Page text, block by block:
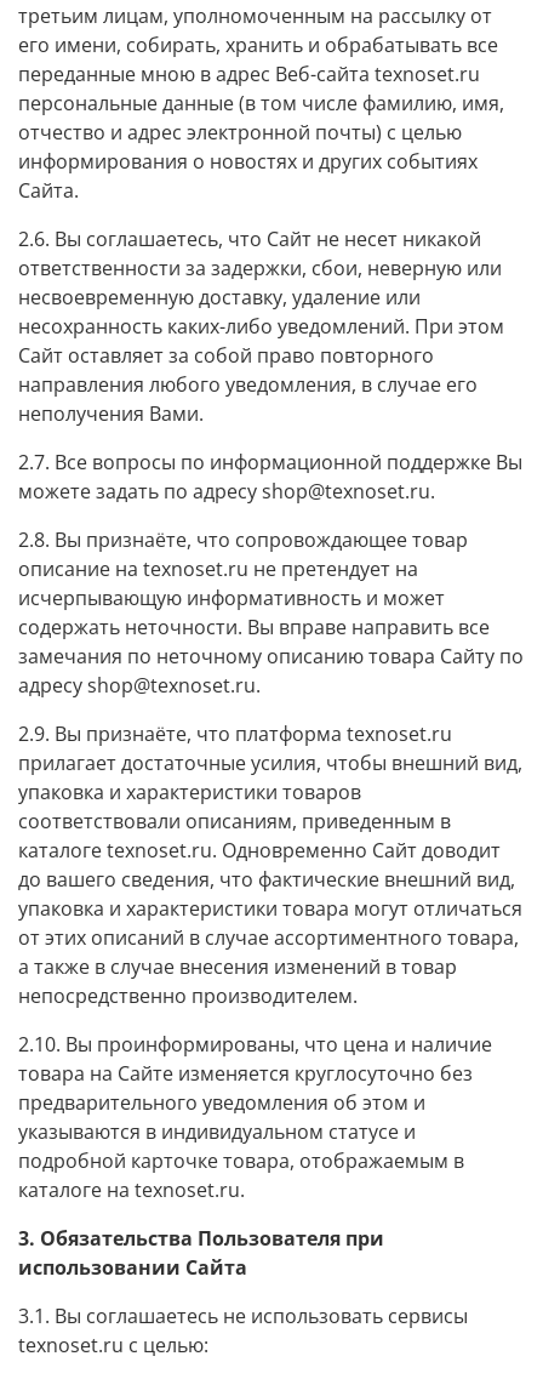
третьим лицам, уполномоченным на рассылку от
его имени, собирать, хранить и обрабатывать все
переданные мною в адрес Веб-сайта texnoset.ru
персональные данные (в том числе фамилию, имя,
отчество и адрес электронной почты) с целью
информирования о новостях и других событиях
Сайта.
2.6. Вы соглашаетесь, что Сайт не несет никакой
ответственности за задержки, сбои, неверную или
несвоевременную доставку, удаление или
несохранность каких-либо уведомлений. При этом
Сайт оставляет за собой право повторного
направления любого уведомления, в случае его
неполучения Вами.
2.7. Все вопросы по информационной поддержке Вы
можете задать по адресу shop@texnoset.ru.
2.8. Вы признаёте, что сопровождающее товар
описание на texnoset.ru не претендует на
исчерпывающую информативность и может
содержать неточности. Вы вправе направить все
замечания по неточному описанию товара Сайту по
адресу shop@texnoset.ru.
2.9. Вы признаёте, что платформа texnoset.ru
прилагает достаточные усилия, чтобы внешний вид,
упаковка и характеристики товаров
соответствовали описаниям, приведенным в
каталоге texnoset.ru. Одновременно Сайт доводит
до вашего сведения, что фактические внешний вид,
упаковка и характеристики товара могут отличаться
от этих описаний в случае ассортиментного товара,
а также в случае внесения изменений в товар
непосредственно производителем.
2.10. Вы проинформированы, что цена и наличие
товара на Сайте изменяется круглосуточно без
предварительного уведомления об этом и
указываются в индивидуальном статусе и
подробной карточке товара, отображаемым в
каталоге на texnoset.ru.
3. Обязательства Пользователя при
использовании Сайта
3.1. Вы соглашаетесь не использовать сервисы
texnoset.ru с целью: